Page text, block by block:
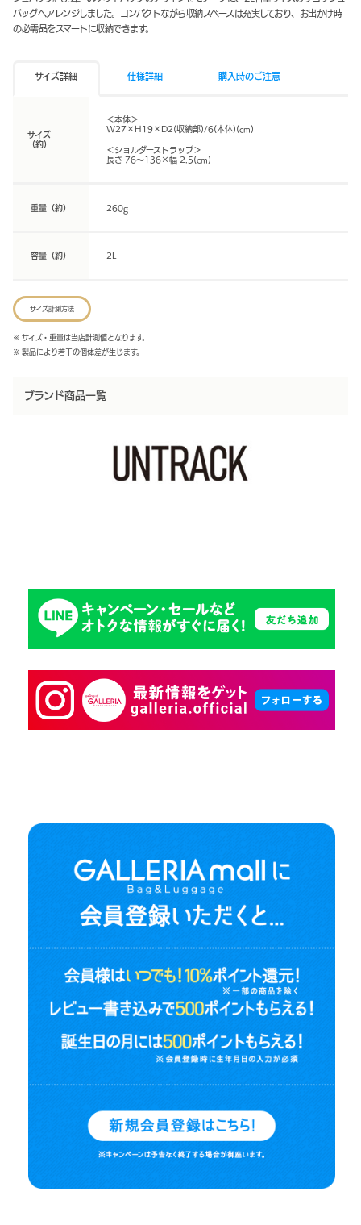
バッグへアレンジしました。コンパクトながら収納スペースは充実しており、お出かけ時
の必需品をスマートに収納できます。
サイズ詳細 仕様詳細 購入時のご注意
サイズ
（約）
＜本体＞
W27×H19×D2(収納部)/6(本体)(cm)
＜ショルダーストラップ＞
長さ 76～136×幅 2.5(cm)
重量（約） 260g
容量（約） 2L
サイズ計測方法
※ サイズ・重量は当店計測値となります。
※ 製品により若干の個体差が生じます。
ブランド商品一覧